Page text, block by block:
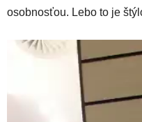
osobnosťou. Lebo to je